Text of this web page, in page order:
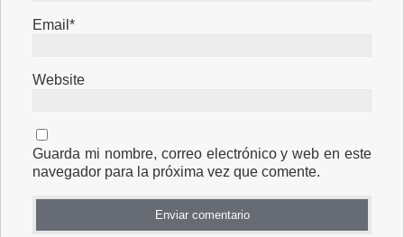
Email*
Website
Guarda mi nombre, correo electrónico y web en este
navegador para la próxima vez que comente.